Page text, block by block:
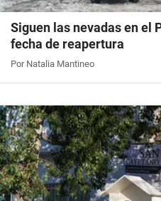
Siguen las nevadas en el
fecha de reapertura
Por Natalia Mantineo